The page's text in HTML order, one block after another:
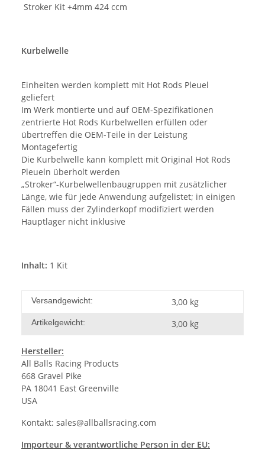
Stroker Kit +4mm 424 ccm
Kurbelwelle
Einheiten werden komplett mit Hot Rods Pleuel
geliefert
Im Werk montierte und auf OEM-Spezifikationen
zentrierte Hot Rods Kurbelwellen erfüllen oder
übertreffen die OEM-Teile in der Leistung
Montagefertig
Die Kurbelwelle kann komplett mit Original Hot Rods
Pleueln überholt werden
„Stroker“-Kurbelwellenbaugruppen mit zusätzlicher
Länge, wie für jede Anwendung aufgelistet; in einigen
Fällen muss der Zylinderkopf modifiziert werden
Hauptlager nicht inklusive
Inhalt: 1 Kit
Versandgewicht: 3,00 kg
Artikelgewicht: 3,00 kg
Hersteller:
All Balls Racing Products
668 Gravel Pike
PA 18041 East Greenville
USA
Kontakt: sales@allballsracing.com
Importeur & verantwortliche Person in der EU: